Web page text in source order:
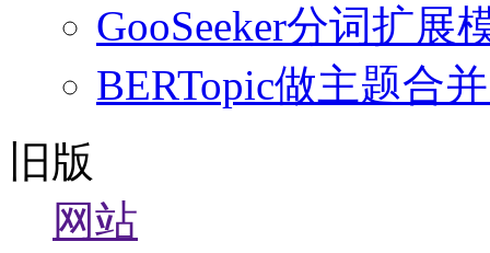
GooSeeker分词扩展
BERTopic做主题合
旧版
网站